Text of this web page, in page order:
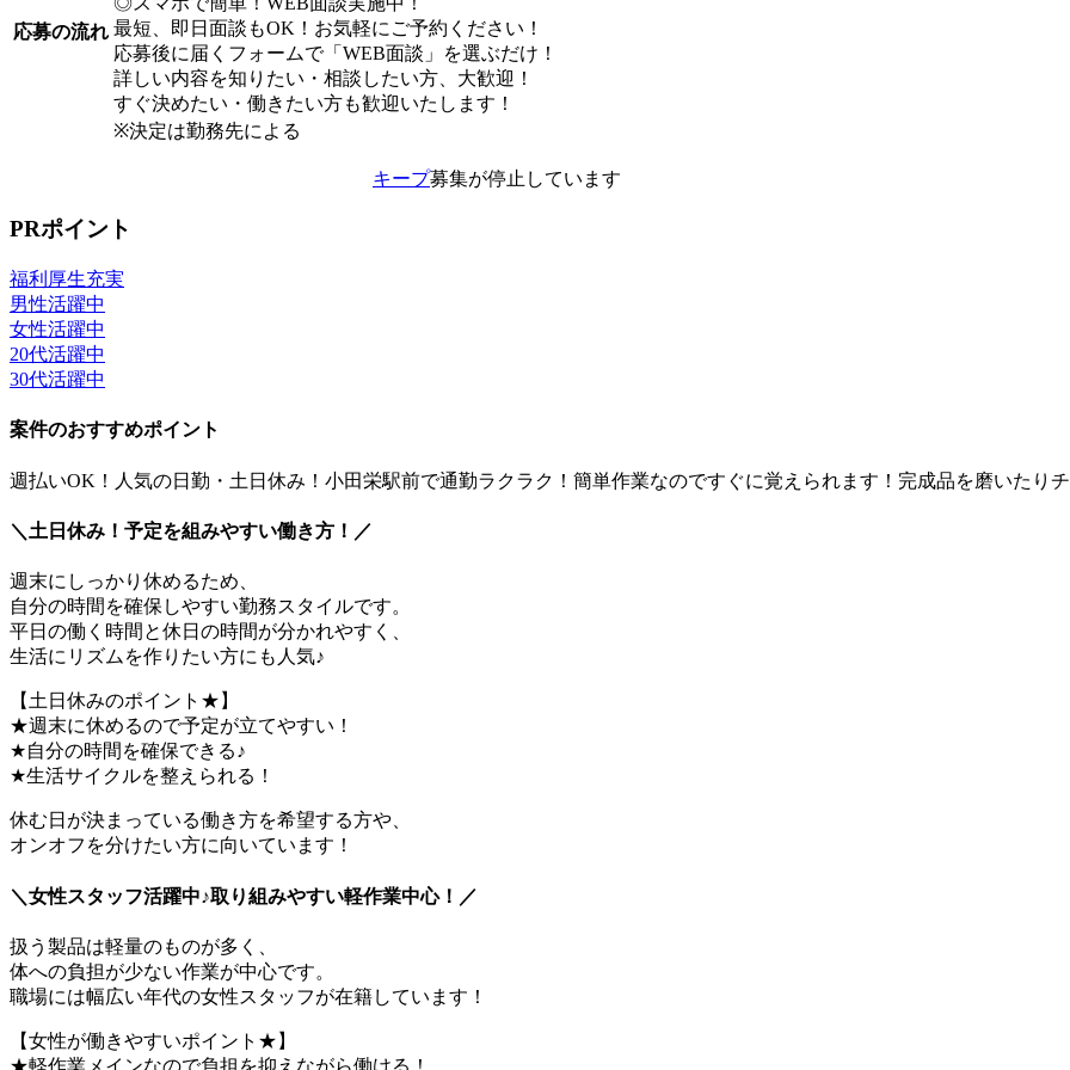
応募の流れ 最短、即日面談もOK！お気軽にご予約ください！
応募後に届くフォームで「WEB面談」を選ぶだけ！
詳しい内容を知りたい・相談したい方、大歓迎！
すぐ決めたい・働きたい方も歓迎いたします！
※決定は勤務先による
キープ募集が停止しています
PRポイント
福利厚生充実
男性活躍中
女性活躍中
20代活躍中
30代活躍中
案件のおすすめポイント
週払いOK！人気の日勤・土日休み！小田栄駅前で通勤ラクラク！簡単作業なのですぐに覚えられます！完成品を磨いたり
＼土日休み！予定を組みやすい働き方！／
週末にしっかり休めるため、
自分の時間を確保しやすい勤務スタイルです。
平日の働く時間と休日の時間が分かれやすく、
生活にリズムを作りたい方にも人気♪
【土日休みのポイント★】
★週末に休めるので予定が立てやすい！
★自分の時間を確保できる♪
★生活サイクルを整えられる！
休む日が決まっている働き方を希望する方や、
オンオフを分けたい方に向いています！
＼女性スタッフ活躍中♪取り組みやすい軽作業中心！／
扱う製品は軽量のものが多く、
体への負担が少ない作業が中心です。
職場には幅広い年代の女性スタッフが在籍しています！
【女性が働きやすいポイント★】
★軽作業メインなので負担を抑えながら働ける！